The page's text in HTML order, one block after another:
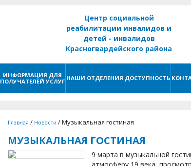
Центр социальной
реабилитации инвалидов и
детей - инвалидов
Красногвардейского района
ИНФОРМАЦИЯ ДЛЯ
ПОЛУЧАТЕЛЕЙ УСЛУГ НАШИ ОТДЕЛЕНИЯ ДОСТУПНОСТЬ
Главная / Новости /Музыкальная гостиная
МУЗЫКАЛЬНАЯ ГОСТИНАЯ
9 марта в музыкальной